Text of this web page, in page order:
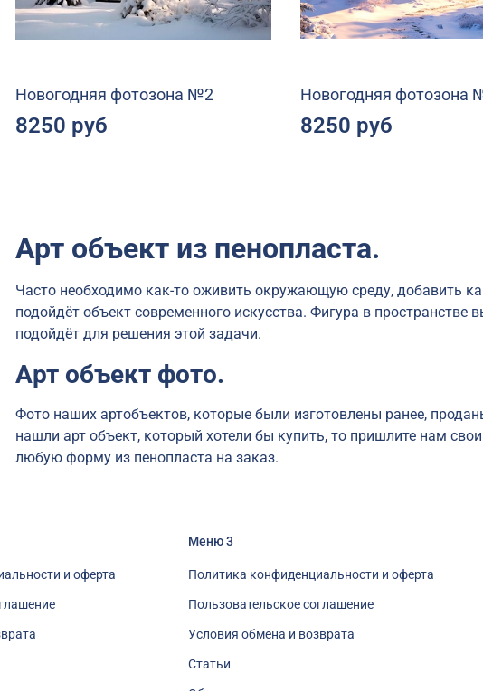
Новогодняя фотозона №2
8250 руб
Новогодняя фотозона
8250 руб
Арт объект из пенопласта.
Часто необходимо как-то оживить окружающую среду, добавить
подойдёт объект современного искусства. Фигура в
подойдёт для решения этой задачи.
Арт объект фото.
Фото наших артобъектов, которые были изготовлены ранее,
нашли арт объект, который хотели бы купить, то пришлите нам
любую форму из пенопласта на заказ.
и оферта
Меню 3
Политика конфиденциальности и оферта
Пользовательское соглашение
Условия обмена и возврата
Статьи